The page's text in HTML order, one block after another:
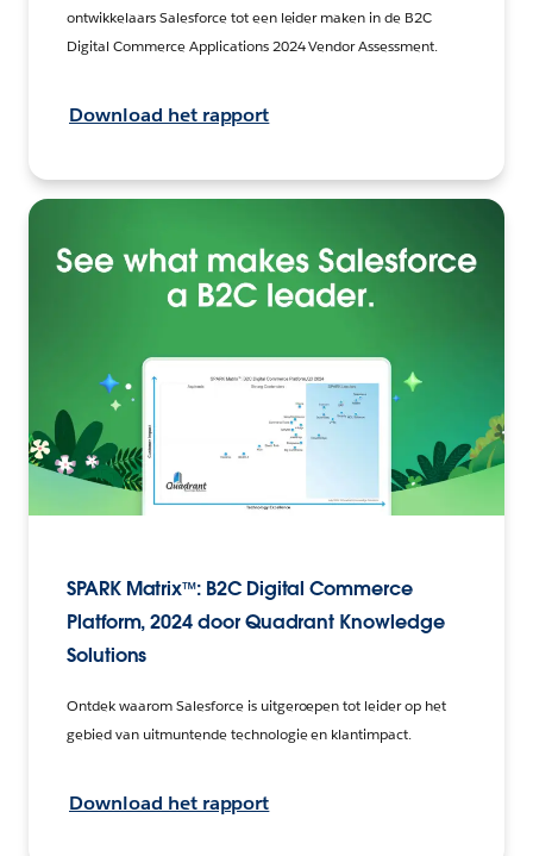
ontwikkelaars Salesforce tot een leider maken in de B2C
Digital Commerce Applications 2024 Vendor Assessment.
Download het rapport
SPARK Matrix™: B2C Digital Commerce
Platform, 2024 door Quadrant Knowledge
Solutions
Ontdek waarom Salesforce is uitgeroepen tot leider op het
gebied van uitmuntende technologie en klantimpact.
Download het rapport